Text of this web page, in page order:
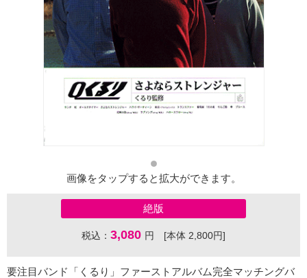
画像をタップすると拡大ができます。
絶版
税込： 3,080 円 [本体 2,800円]
要注目バンド「くるり」ファーストアルバム完全マッチングバ